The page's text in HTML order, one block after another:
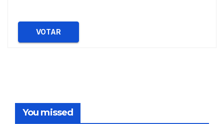
VOTAR
You missed